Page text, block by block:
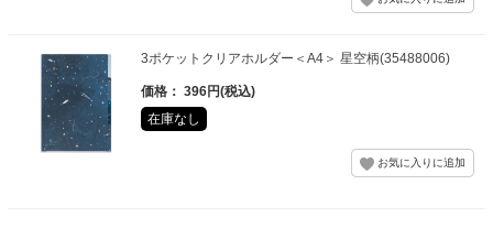
3ポケットクリアホルダー＜A4＞ 星空柄(35488006)
価格： 396円(税込)
在庫なし